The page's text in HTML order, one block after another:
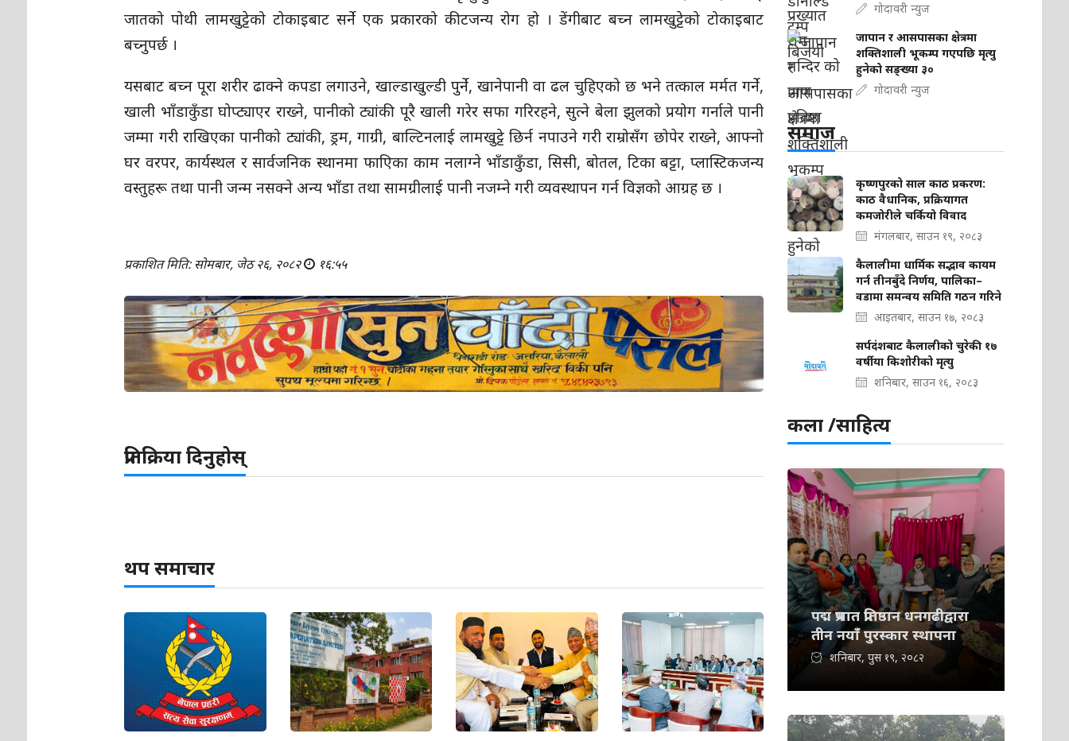
जातको पोथी लामखुट्टेको टोकाइबाट सर्ने एक प्रकारको कीटजन्य रोग हो । डेंगीबाट बच्न लामखुट्टेको टोकाइबाट
बच्नुपर्छ ।
यसबाट बच्न पूरा शरीर ढाक्ने कपडा लगाउने, खाल्डाखुल्डी पुर्ने, खानेपानी वा ढल चुहिएको छ भने तत्काल मर्मत गर्ने,
खाली भाँडाकुँडा घोप्ट्याएर राख्ने, पानीको ट्यांकी पूरै खाली गरेर सफा गरिरहने, सुत्ने बेला झुलको प्रयोग गर्नाले पानी
जम्मा गरी राखिएका पानीको ट्यांकी, ड्रम, गाग्री, बाल्टिनलाई लामखुट्टे छिर्न नपाउने गरी राम्रोसँग छोपेर राख्ने, आफ्नो
घर वरपर, कार्यस्थल र सार्वजनिक स्थानमा फाएिका काम नलाग्ने भाँडाकुँडा, सिसी, बोतल, टिका बट्टा, प्लास्टिकजन्य
वस्तुहरू तथा पानी जन्म नसक्ने अन्य भाँडा तथा सामग्रीलाई पानी नजम्ने गरी व्यवस्थापन गर्न विज्ञको आग्रह छ ।
प्रकाशित मिति: सोमबार, जेठ २६, २०८२ १६:५५
प्रतिक्रिया दिनुहोस्
थप समाचार
गोदावरी न्युज
जापान र आसपासका क्षेत्रमा
शक्तिशाली भूकम्प गएपछि मृत्यु
हुनेको सङ्ख्या ३०
गोदावरी न्युज
समाज
कृष्णपुरको साल काठ प्रकरण:
काठ वैधानिक, प्रक्रियागत
कमजोरीले चर्कियो विवाद
मंगलबार, साउन १९, २०८३
कैलालीमा धार्मिक सद्भाव कायम
गर्न तीनबुँदे निर्णय, पालिका–
वडामा समन्वय समिति गठन गरिने
आइतबार, साउन १७, २०८३
सर्पदंशबाट कैलालीको चुरेकी १७
वर्षीया किशोरीको मृत्यु
शनिबार, साउन १६, २०८३
कला /साहित्य
पद्म प्रभात प्रतिष्ठान धनगढीद्वारा
तीन नयाँ पुरस्कार स्थापना
शनिबार, पुस १९, २०८२